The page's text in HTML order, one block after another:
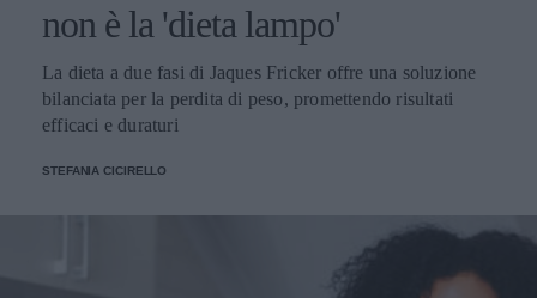
non è la 'dieta lampo'
La dieta a due fasi di Jaques Fricker offre una soluzione
bilanciata per la perdita di peso, promettendo risultati
efficaci e duraturi
STEFANIA CICIRELLO